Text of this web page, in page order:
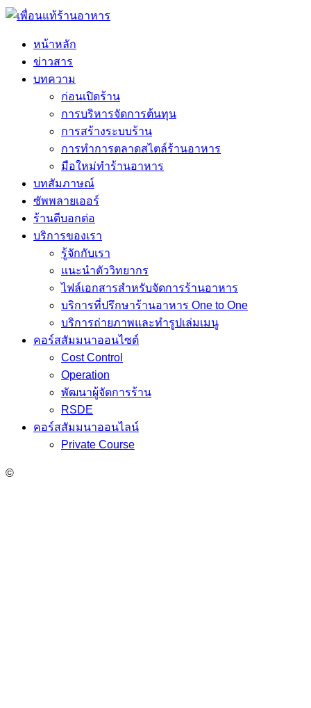
หน้าหลัก
ข่าวสาร
บทความ
ก่อนเปิดร้าน
การบริหารจัดการต้นทุน
การสร้างระบบร้าน
การทำการตลาดสไตล์ร้านอาหาร
มือใหม่ทำร้านอาหาร
บทสัมภาษณ์
ซัพพลายเออร์
ร้านดีบอกต่อ
บริการของเรา
รู้จักกับเรา
แนะนำตัววิทยากร
ไฟล์เอกสารสำหรับจัดการร้านอาหาร
บริการที่ปรึกษาร้านอาหาร One to One
บริการถ่ายภาพและทำรูปเล่มเมนู
คอร์สสัมมนาออนไซต์
Cost Control
Operation
พัฒนาผู้จัดการร้าน
RSDE
คอร์สสัมมนาออนไลน์
Private Course
©